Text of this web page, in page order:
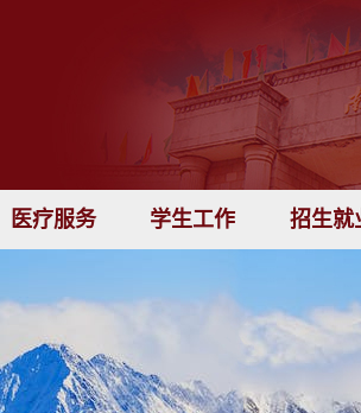
医疗服务 学生工作 招生就